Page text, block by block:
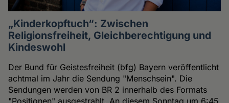
„Kinderkopftuch“: Zwischen
Religionsfreiheit, Gleichberechtigung und
Kindeswohl
Der Bund für Geistesfreiheit (bfg) Bayern veröffentlicht
achtmal im Jahr die Sendung "Menschsein". Die
Sendungen werden von BR 2 innerhalb des Formats